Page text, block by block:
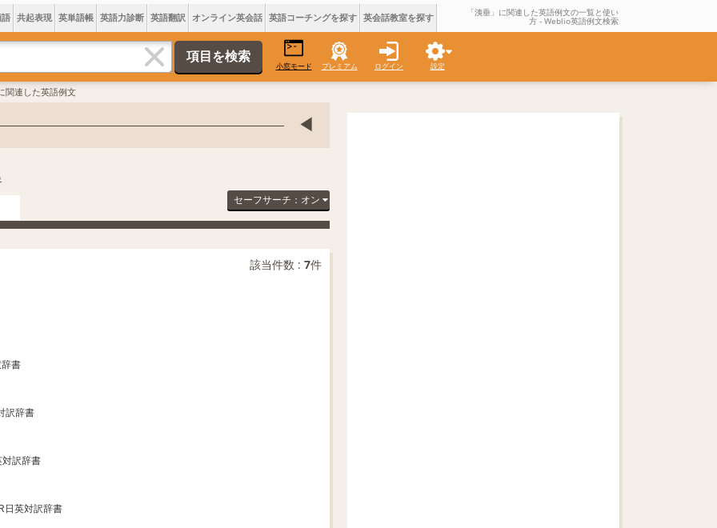
共起表現 英単語帳 英語力診断 英語翻訳 オンライン英会話 英語コーチングを探す 英会話教室を探す 「洟垂」に関連した英語例文の一覧と使い
方 - Weblio英語例文検索
小窓モード プレミアム ログイン 設定
関連した英語例文
セーフサーチ：オン
該当件数 : 7件
書
訳辞書
訳辞書
日英対訳辞書